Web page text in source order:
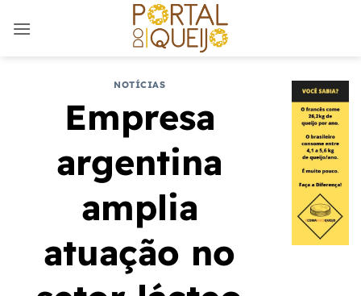
NOTÍCIAS
Empresa
argentina
amplia
atuação no